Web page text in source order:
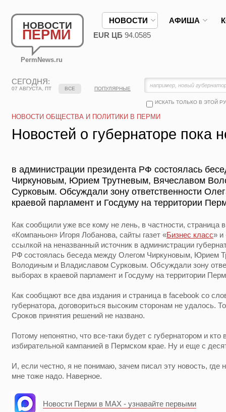
НОВОСТИ
ПЕРМИ
PermNews.ru
НОВОСТИ АФИША
EUR ЦБ 94.0585
СЕГОДНЯ:
07 АВГУСТА, ПТ
ИСКАТЬ ТОЛЬКО В ЭТОЙ
ВСЕ ПОПУЛЯРНЫЕ
НОВОСТИ ОБЩЕСТВА И ПОЛИТИКИ В ПЕРМИ
Новостей о губернаторе пока
в администрации президента РФ состоялась
Чиркуновым, Юрием Трутневым, Вячеславом
Сурковым. Обсуждали зону ответственности
краевой парламент и Госдуму на территории
Как сообщили уже все кому не лень, в частности,
«Компаньон» Игоря Лобанова, сайты газет «Бизнес класс» и
ссылкой на неназванный источник в администрации
РФ состоялась беседа между Олегом Чиркуновым, Юрием
Володиным и Владиславом Сурковым. Обсуждали зону
выборах в краевой парламент и Госдуму на территории
Как сообщают все два издания и страница в facebook со
губернатора, договориться высоким сторонам не удалось.
Сроков принятия решений не названо.
Потому непонятно, что все-таки будет с губернатором и кто
избирательной кампанией в Пермском крае. Ну и еще с
И, если честно, я не понимаю, зачем писал эту новость, где
мне тоже надо. Наверное.
Новости Перми в MAX - узнавайте первыми